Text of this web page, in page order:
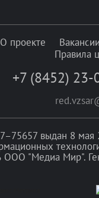
О проекте Вакансии
Правила
+7 (8452) 23-
выдан 8 мая
ООО "Медиа Мир".